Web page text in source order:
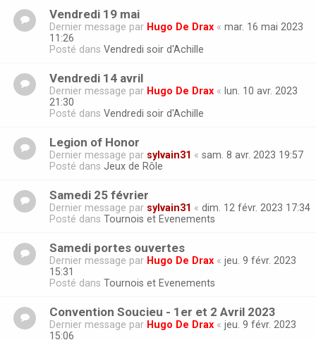
Vendredi 19 mai
Dernier message par Hugo De Drax « mar. 16 mai 2023
11:26
Posté dans Vendredi soir d'Achille
Vendredi 14 avril
Dernier message par Hugo De Drax « lun. 10 avr. 2023
21:30
Posté dans Vendredi soir d'Achille
Legion of Honor
Dernier message par sylvain31 « sam. 8 avr. 2023 19:57
Posté dans Jeux de Rôle
Samedi 25 février
Dernier message par sylvain31 « dim. 12 févr. 2023 17:34
Posté dans Tournois et Evenements
Samedi portes ouvertes
Dernier message par Hugo De Drax « jeu. 9 févr. 2023
15:31
Posté dans Tournois et Evenements
Convention Soucieu - 1er et 2 Avril 2023
Dernier message par Hugo De Drax « jeu. 9 févr. 2023
15:06